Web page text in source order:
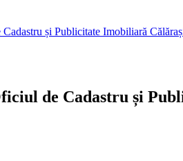
și Publicitate Imobiliară
de Cadastru și